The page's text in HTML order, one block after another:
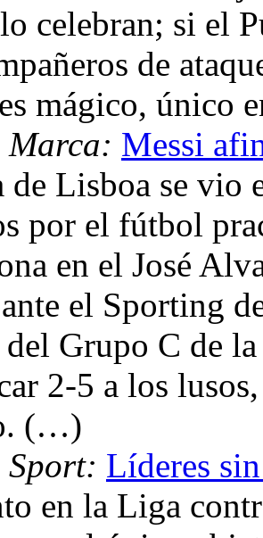
celebran; si el
de
mágico, único
Messi
de Lisboa se vio
por el fútbol
en el José
el Sporting
Grupo C de
2-5 a los
(…)
Líderes
en la Liga